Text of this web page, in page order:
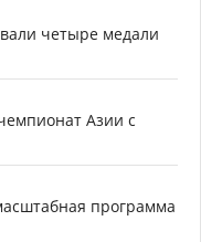
четыре медали
Азии с
программа